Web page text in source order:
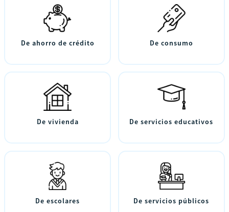
De ahorro de crédito De consumo
De vivienda De servicios educativos
De escolares De servicios públicos